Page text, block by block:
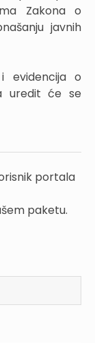
Zakona o
javnih
evidencija o
uredit će se
portala
paketu.